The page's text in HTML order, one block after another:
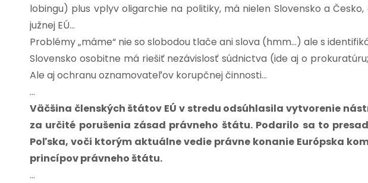
lobingu) plus vplyv oligarchie na politiky, má nielen Slovensko a
južnej EÚ…
Problémy „máme“ nie so slobodou tlače ani slova (hmm…) ale s
Slovensko osobitne má riešiť nezávislosť súdnictva (ide aj o
Ale aj ochranu oznamovateľov korupčnej činnosti…
…
Väčšina členských štátov EÚ v stredu odsúhlasila vytvorenie
za určité porušenia zásad právneho štátu. Podarilo sa to
Poľska, voči ktorým aktuálne vedie právne konanie Európska
princípov právneho štátu.
…